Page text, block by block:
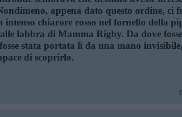
appena dato questo ordine, ci
intenso chiarore rosso nel fornello della
labbra di Mamma Rigby. Da dove
stata portata lì da una mano
di scoprirlo.